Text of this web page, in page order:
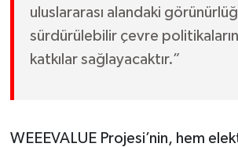
uluslararası alandaki
sürdürülebilir çevre
katkılar sağlayacaktır.”
WEEEVALUE Projesi’nin, hem